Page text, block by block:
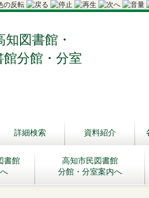
図書館・
分館・分室
詳細検索 資料紹介
書館
高知市民図書館
分館・分室案内へ